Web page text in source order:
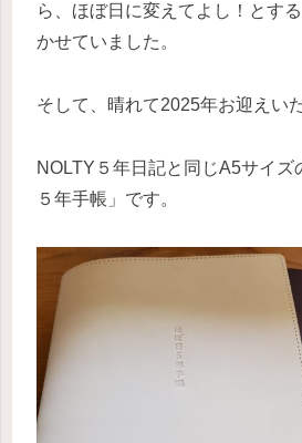
ら、ほぼ日に変えてよし！とす
かせていました。
そして、晴れて2025年お迎えい
NOLTY５年日記と同じA5サイズ
５年手帳」です。